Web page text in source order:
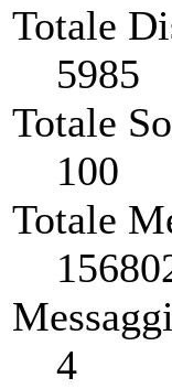
Totale
5985
Totale
100
Totale
4